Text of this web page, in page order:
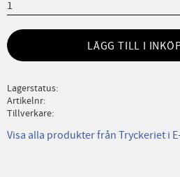
LÄGG TILL I
Lagerstatus
Artikelnr
Tillverkare
Visa alla produkter från Tryckeriet i